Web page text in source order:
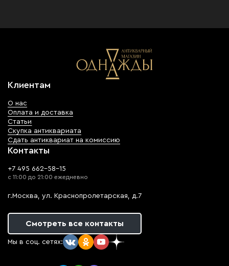
Клиентам
О нас
Оплата и доставка
Статьи
Скупка антиквариата
Сдать антиквариат на комиссию
Контакты
+7 495 662-58-15
с 11:00 до 21:00 ежедневно
г.Москва, ул. Краснопролетарская, д.7
Смотреть все контакты
Мы в соц. сетях: